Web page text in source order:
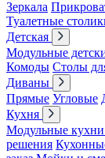
Зеркала
Туалетные
Детская
Модульные
Комоды Столы
Диваны
Прямые Угловые
Кухня
Модульные кухни
решения